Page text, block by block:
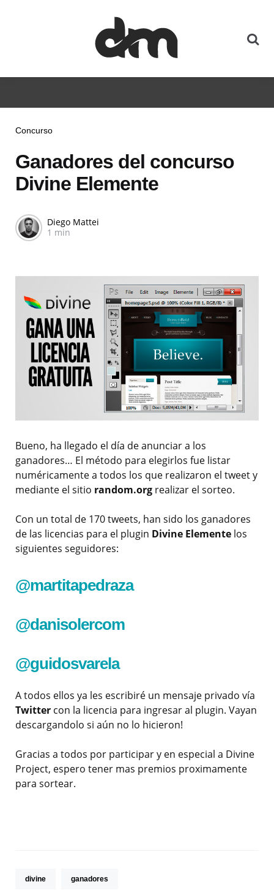
Concurso
Ganadores del concurso
Divine Elemente
Diego Mattei
1 min
Bueno, ha llegado el día de anunciar a los
ganadores… El método para elegirlos fue listar
numéricamente a todos los que realizaron el tweet y
mediante el sitio random.org realizar el sorteo.
Con un total de 170 tweets, han sido los ganadores
de las licencias para el plugin Divine Elemente los
siguientes seguidores:
@martitapedraza
@danisolercom
@guidosvarela
A todos ellos ya les escribiré un mensaje privado vía
Twitter con la licencia para ingresar al plugin. Vayan
descargandolo si aún no lo hicieron!
Gracias a todos por participar y en especial a Divine
Project, espero tener mas premios proximamente
para sortear.
divine ganadores